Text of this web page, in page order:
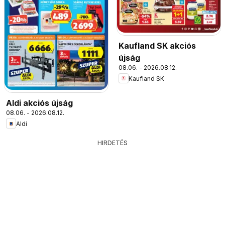
Aldi akciós újság
08.06. - 2026.08.12.
Aldi
Kaufland SK akciós
újság
08.06. - 2026.08.12.
Kaufland SK
HIRDETÉS